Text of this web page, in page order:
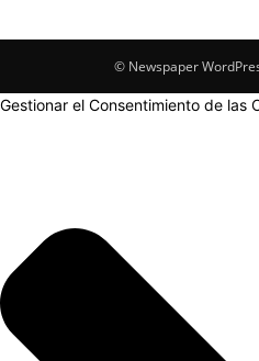
© Newspaper
Gestionar el Consentimiento de las